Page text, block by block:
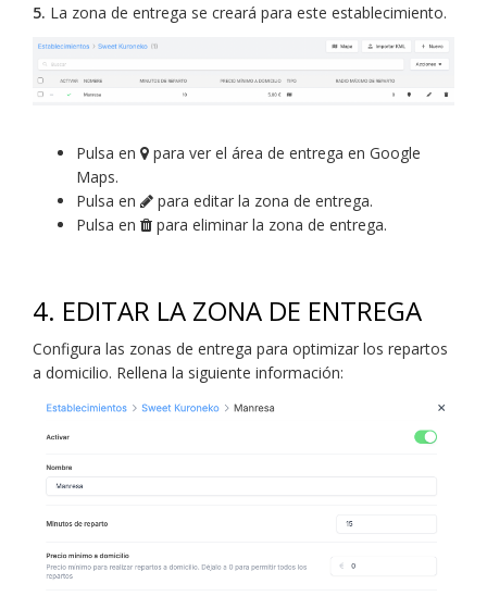
5. La zona de entrega se creará para este establecimiento.
Pulsa en
para ver el área de entrega en Google
Maps.
Pulsa en
para editar la zona de entrega.
Pulsa en
para eliminar la zona de entrega.
4. EDITAR LA ZONA DE ENTREGA
Configura las zonas de entrega para optimizar los repartos
a domicilio. Rellena la siguiente información: